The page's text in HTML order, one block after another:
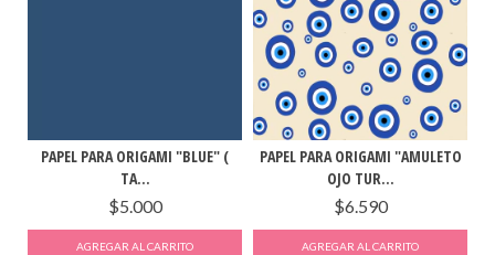
PAPEL PARA ORIGAMI "BLUE" (
TA...
$5.000
PAPEL PARA ORIGAMI "AMULETO
OJO TUR...
$6.590